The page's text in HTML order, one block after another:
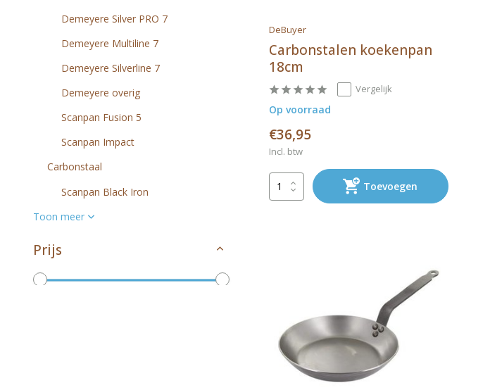
Demeyere Silver PRO 7
Demeyere Multiline 7
Demeyere Silverline 7
Demeyere overig
Scanpan Fusion 5
Scanpan Impact
Carbonstaal
Scanpan Black Iron
Toon meer
Prijs
DeBuyer
Carbonstalen koekenpan
18cm
Vergelijk
Op voorraad
€36,95
Incl. btw
Toevoegen